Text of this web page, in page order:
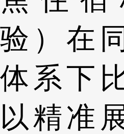
验）在
体系下
以精准